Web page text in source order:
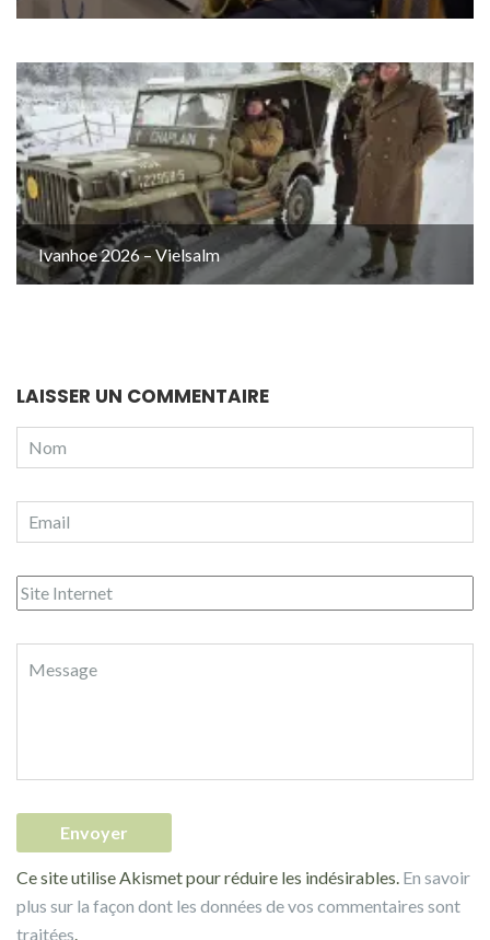
Ivanhoe 2026 – Vielsalm
LAISSER UN COMMENTAIRE
Ce site utilise Akismet pour réduire les indésirables. En savoir
plus sur la façon dont les données de vos commentaires sont
traitées